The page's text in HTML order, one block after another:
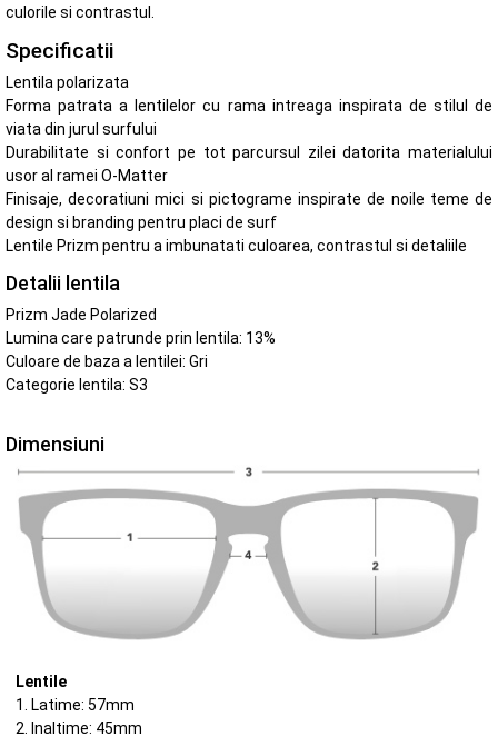
culorile si contrastul.
Specificatii
Lentila polarizata
Forma patrata a lentilelor cu rama intreaga inspirata de stilul de
viata din jurul surfului
Durabilitate si confort pe tot parcursul zilei datorita materialului
usor al ramei O-Matter
Finisaje, decoratiuni mici si pictograme inspirate de noile teme de
design si branding pentru placi de surf
Lentile Prizm pentru a imbunatati culoarea, contrastul si detaliile
Detalii lentila
Prizm Jade Polarized
Lumina care patrunde prin lentila: 13%
Culoare de baza a lentilei: Gri
Categorie lentila: S3
Dimensiuni
Lentile
1. Latime: 57mm
2. Inaltime: 45mm